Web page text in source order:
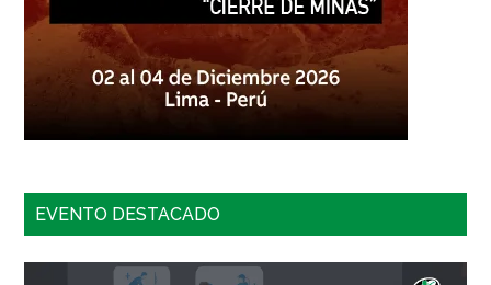
EVENTO DESTACADO